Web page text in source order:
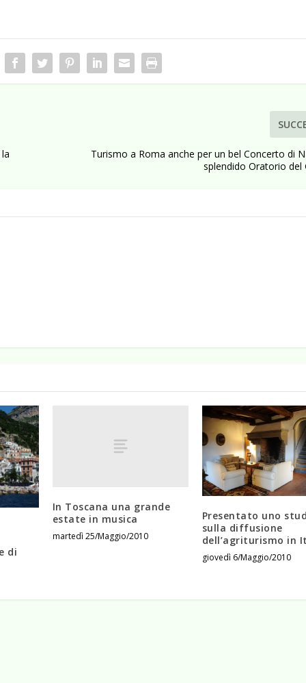
Turismo a Roma anche per un bel Concerto di
splendido Oratorio del
di
In Toscana una grande
estate in musica
martedì 25/Maggio/2010
Presentato uno
sulla diffusione
dell’agriturismo in
giovedì 6/Maggio/2010